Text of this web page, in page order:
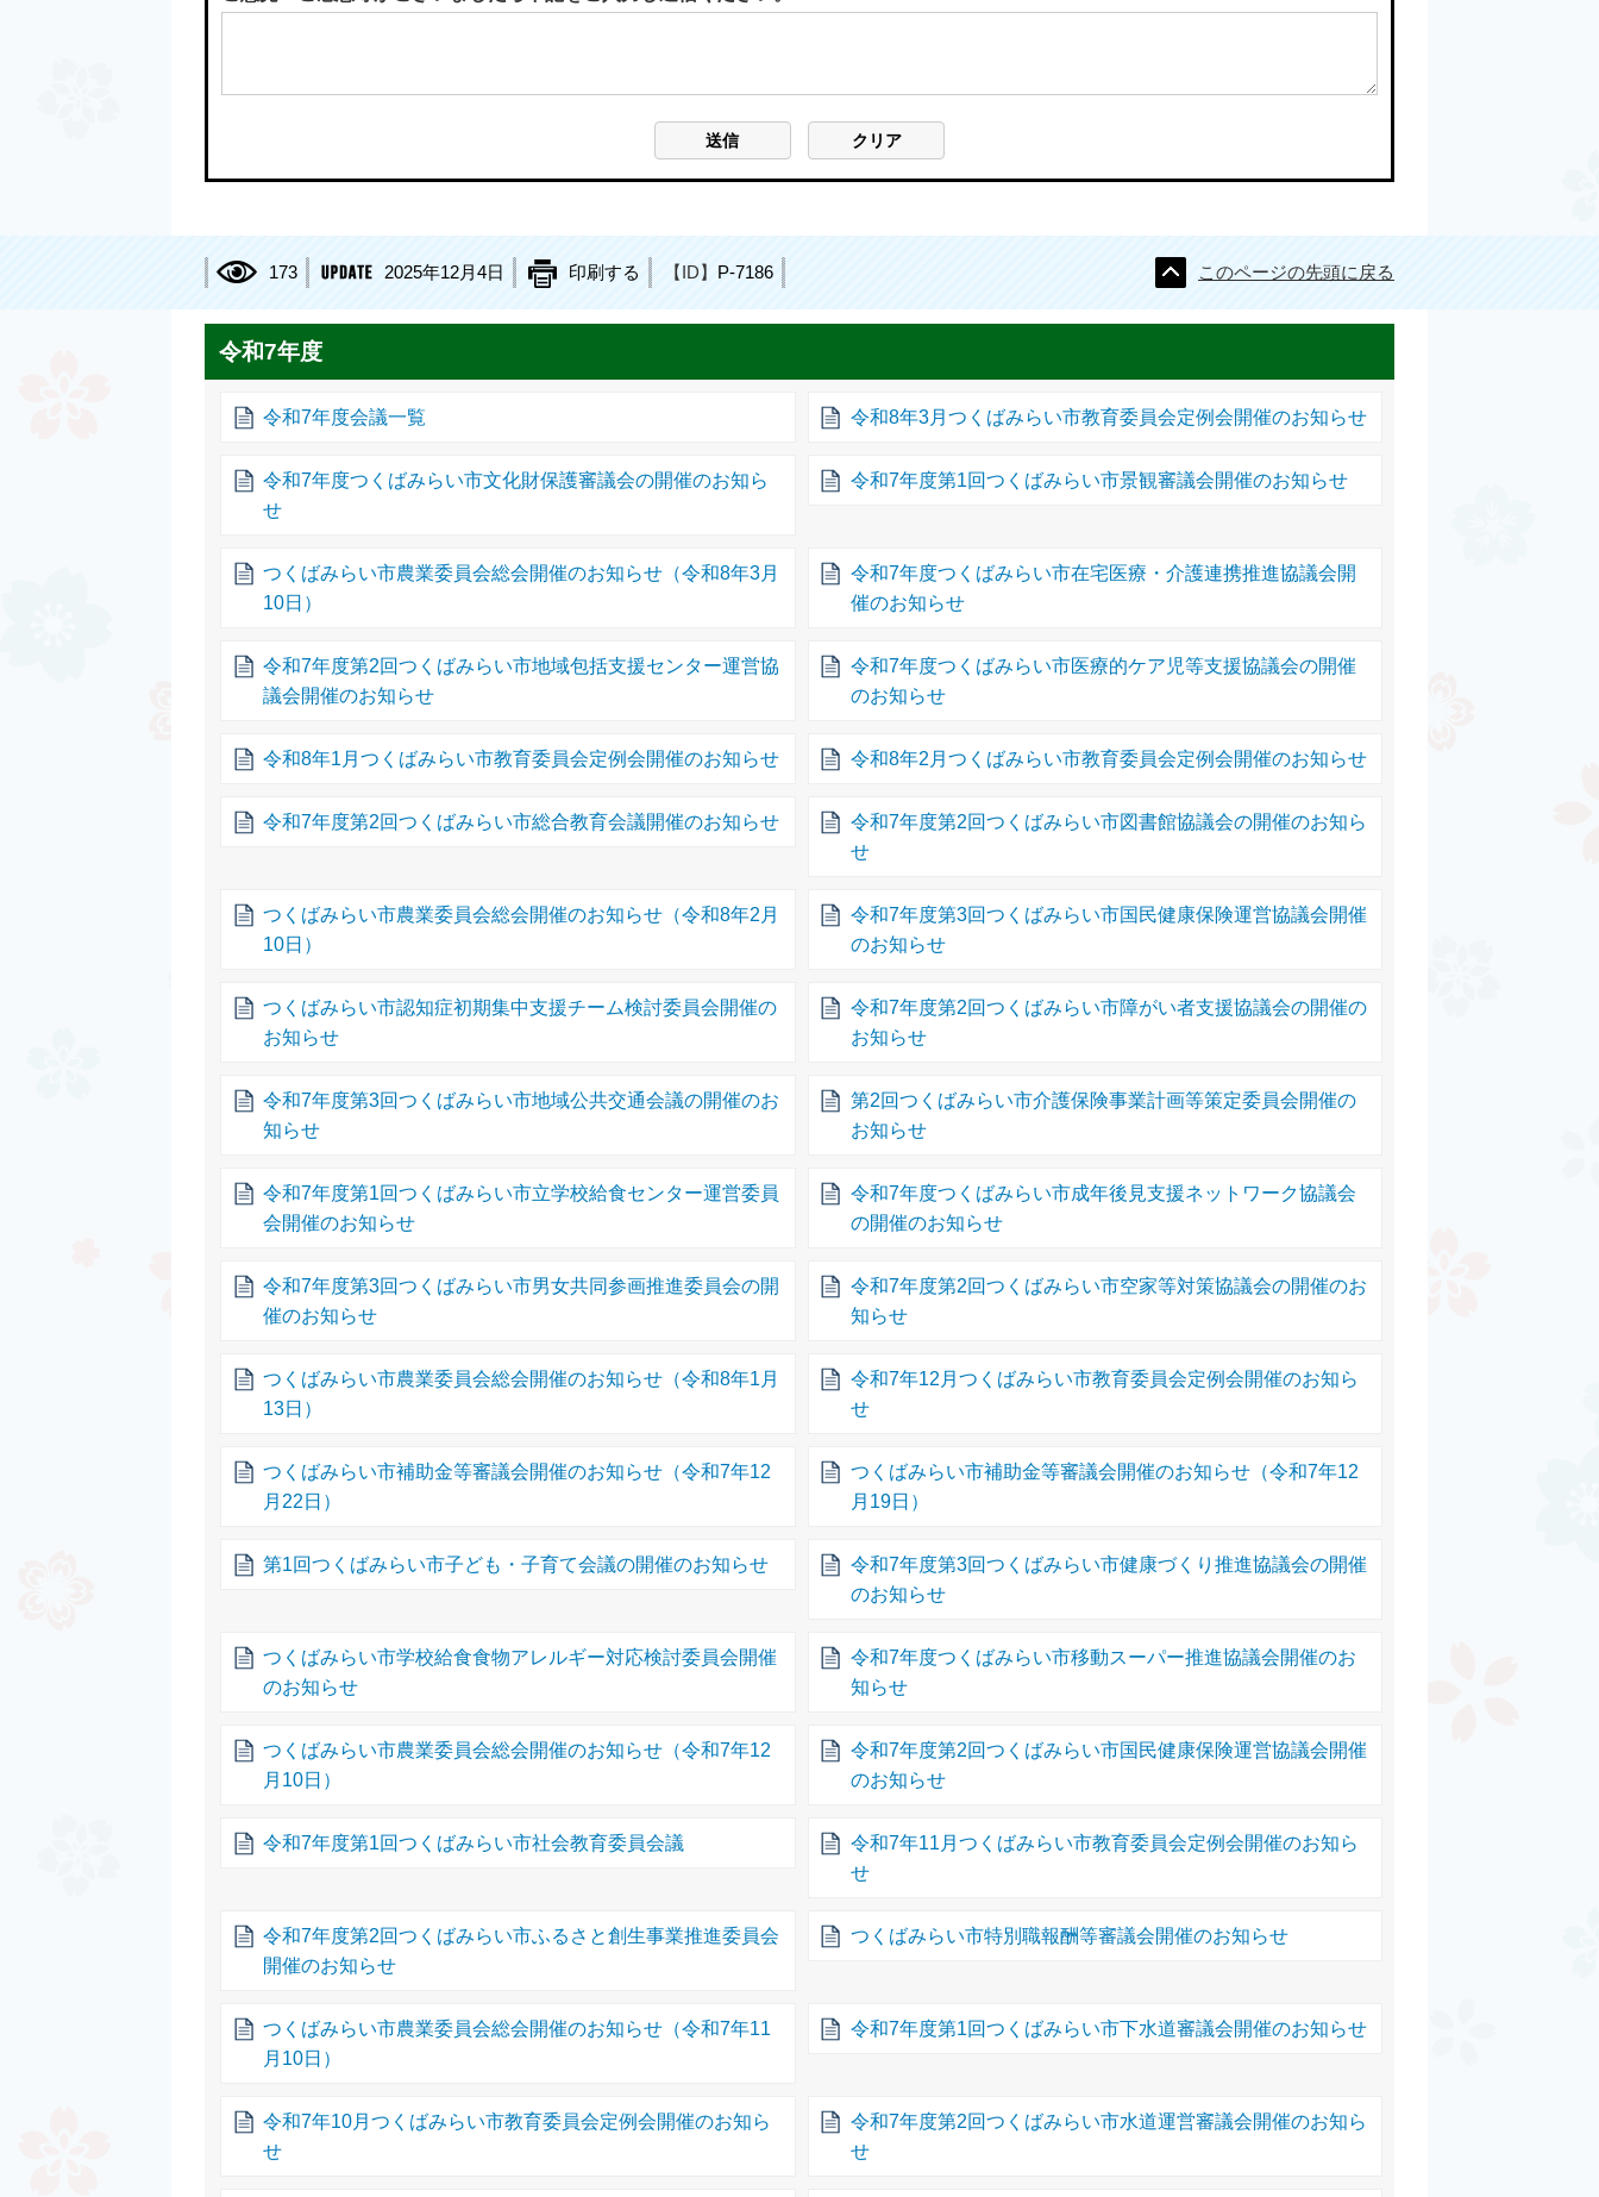
173 2025年12月4日 印刷する 【ID】 P-7186 このページの先頭に戻る
令和7年度
令和7年度会議一覧 令和8年3月つくばみらい市教育委員会定例会開催のお知らせ
令和7年度つくばみらい市文化財保護審議会の開催のお知ら
せ
令和7年度第1回つくばみらい市景観審議会開催のお知らせ
つくばみらい市農業委員会総会開催のお知らせ（令和8年3月
10日）
令和7年度つくばみらい市在宅医療・介護連携推進協議会開
催のお知らせ
令和7年度第2回つくばみらい市地域包括支援センター運営協
議会開催のお知らせ
令和7年度つくばみらい市医療的ケア児等支援協議会の開催
のお知らせ
令和8年1月つくばみらい市教育委員会定例会開催のお知らせ 令和8年2月つくばみらい市教育委員会定例会開催のお知らせ
令和7年度第2回つくばみらい市総合教育会議開催のお知らせ
令和7年度第2回つくばみらい市図書館協議会の開催のお知ら
せ
つくばみらい市農業委員会総会開催のお知らせ（令和8年2月
10日）
令和7年度第3回つくばみらい市国民健康保険運営協議会開催
のお知らせ
つくばみらい市認知症初期集中支援チーム検討委員会開催の
お知らせ
令和7年度第2回つくばみらい市障がい者支援協議会の開催の
お知らせ
令和7年度第3回つくばみらい市地域公共交通会議の開催のお
知らせ
第2回つくばみらい市介護保険事業計画等策定委員会開催の
お知らせ
令和7年度第1回つくばみらい市立学校給食センター運営委員
会開催のお知らせ
令和7年度つくばみらい市成年後見支援ネットワーク協議会
の開催のお知らせ
令和7年度第3回つくばみらい市男女共同参画推進委員会の開
催のお知らせ
令和7年度第2回つくばみらい市空家等対策協議会の開催のお
知らせ
つくばみらい市農業委員会総会開催のお知らせ（令和8年1月
13日）
令和7年12月つくばみらい市教育委員会定例会開催のお知ら
せ
つくばみらい市補助金等審議会開催のお知らせ（令和7年12
月22日）
つくばみらい市補助金等審議会開催のお知らせ（令和7年12
月19日）
第1回つくばみらい市子ども・子育て会議の開催のお知らせ
令和7年度第3回つくばみらい市健康づくり推進協議会の開催
のお知らせ
つくばみらい市学校給食食物アレルギー対応検討委員会開催
のお知らせ
令和7年度つくばみらい市移動スーパー推進協議会開催のお
知らせ
つくばみらい市農業委員会総会開催のお知らせ（令和7年12
月10日）
令和7年度第2回つくばみらい市国民健康保険運営協議会開催
のお知らせ
令和7年度第1回つくばみらい市社会教育委員会議
令和7年11月つくばみらい市教育委員会定例会開催のお知ら
せ
令和7年度第2回つくばみらい市ふるさと創生事業推進委員会
開催のお知らせ
つくばみらい市特別職報酬等審議会開催のお知らせ
つくばみらい市農業委員会総会開催のお知らせ（令和7年11
月10日）
令和7年度第1回つくばみらい市下水道審議会開催のお知らせ
令和7年10月つくばみらい市教育委員会定例会開催のお知ら
せ
令和7年度第2回つくばみらい市水道運営審議会開催のお知ら
せ